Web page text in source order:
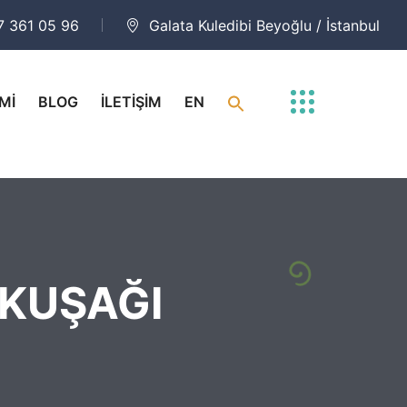
361 05 96 Galata Kuledibi Beyoğlu / İstanbul
BLOG İLETİŞİM EN